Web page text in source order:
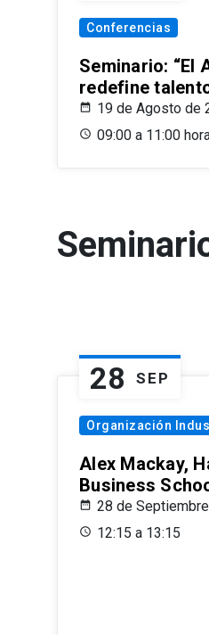
Conferencias
Seminario: “El
redefine
19 de Agosto de
09:00 a 11:00
28 SEP
Organización
Alex Mackay,
Business
28 de
12:15 a 13:15